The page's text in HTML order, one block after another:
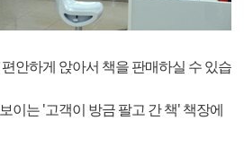
안하게 앉아서 책을 판매하실 수 있습
이는 '고객이 방금 팔고 간 책' 책장에